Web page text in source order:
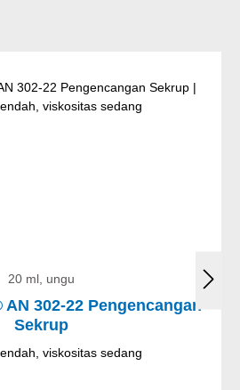
20 ml, ungu
AN 302-22 Pengencangan
Sekrup
viskositas sedang